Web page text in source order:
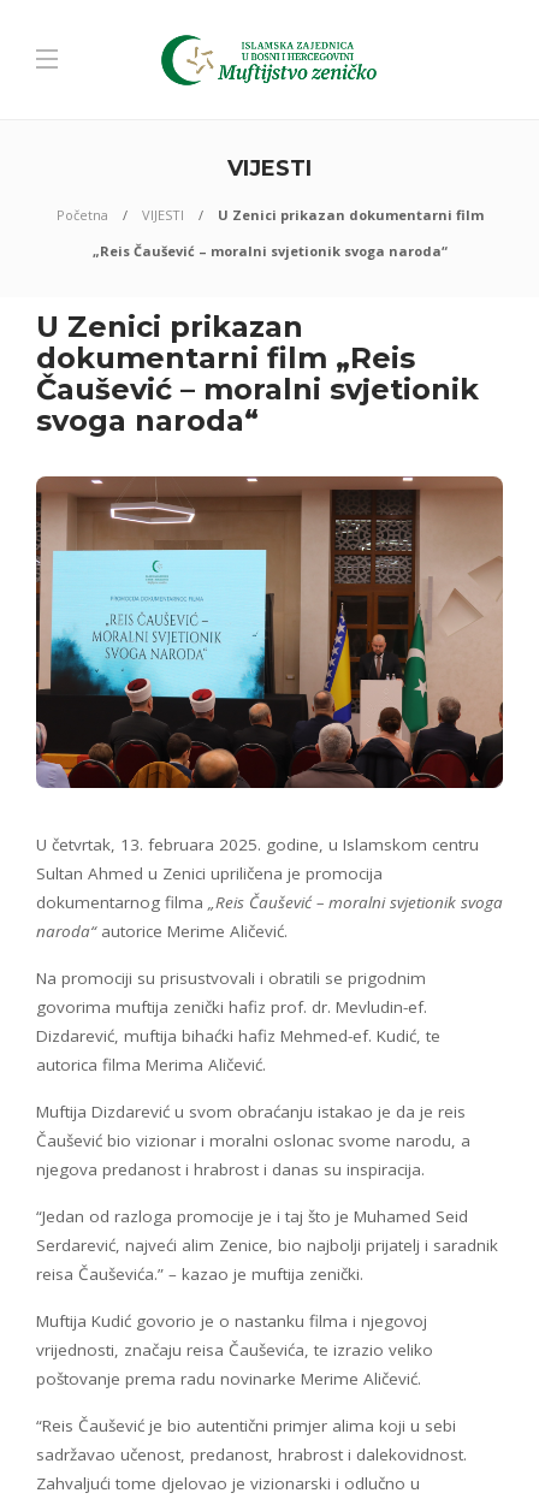
VIJESTI
Početna VIJESTI
U Zenici prikazan dokumentarni film
„Reis Čaušević – moralni svjetionik svoga naroda“
U Zenici prikazan
dokumentarni film „Reis
Čaušević – moralni svjetionik
svoga naroda“
U četvrtak, 13. februara 2025. godine, u Islamskom centru
Sultan Ahmed u Zenici upriličena je promocija
dokumentarnog filma „Reis Čaušević – moralni svjetionik svoga
naroda“autorice Merime Aličević.
Na promociji su prisustvovali i obratili se prigodnim
govorima muftija zenički hafiz prof. dr. Mevludin-ef.
Dizdarević, muftija bihaćki hafiz Mehmed-ef. Kudić, te
autorica filma Merima Aličević.
Muftija Dizdarević u svom obraćanju istakao je da je reis
Čaušević bio vizionar i moralni oslonac svome narodu, a
njegova predanost i hrabrost i danas su inspiracija.
“Jedan od razloga promocije je i taj što je Muhamed Seid
Serdarević, najveći alim Zenice, bio najbolji prijatelj i saradnik
reisa Čauševića.” – kazao je muftija zenički.
Muftija Kudić govorio je o nastanku filma i njegovoj
vrijednosti, značaju reisa Čauševića, te izrazio veliko
poštovanje prema radu novinarke Merime Aličević.
“Reis Čaušević je bio autentični primjer alima koji u sebi
sadržavao učenost, predanost, hrabrost i dalekovidnost.
Zahvaljući tome djelovao je vizionarski i odlučno u